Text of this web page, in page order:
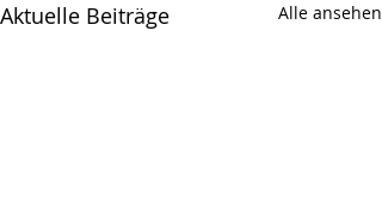
Aktuelle Beiträge Alle ansehen